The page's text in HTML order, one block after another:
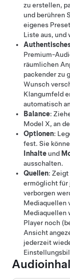
zu erstellen,
und berühren
eigenes
Liste aus, und
Premium-
räumlichen
packender zu
Wunsch
Klangumfeld
automatisch
Balance:
Model X, an
Optionen:
fest. Sie
Inhalte und
ausschalten.
Quellen: Zeigt
ermöglicht für
verborgen
Mediaquellen
Mediaquellen
Player noch
Ansicht
jederzeit